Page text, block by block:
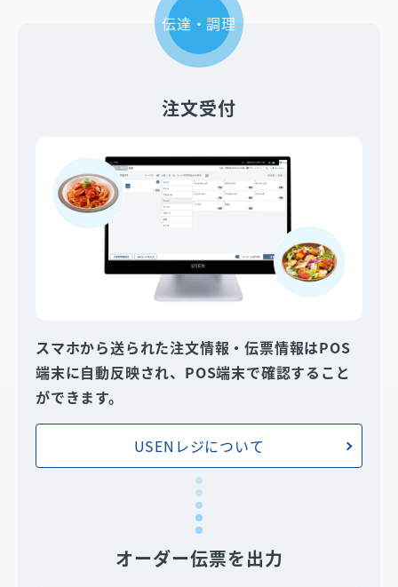
伝達・調理
注文受付
スマホから送られた注文情報・伝票情報はPOS
端末に自動反映され、POS端末で確認すること
ができます。
USENレジについて
オーダー伝票を出力